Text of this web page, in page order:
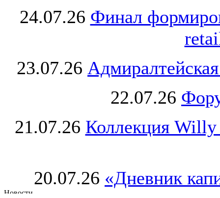
24.07.26 Финал
23.07.26
22.07.26
21.07.26 Коллекция Willy
20.07.26 «Дневник